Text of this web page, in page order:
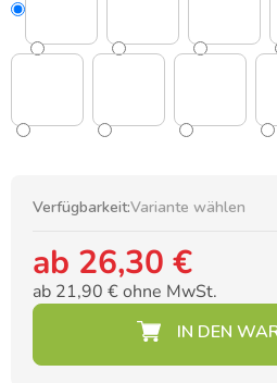
Verfügbarkeit:Variante wählen
ab 26,30 €
ab 21,90 €ohne MwSt.